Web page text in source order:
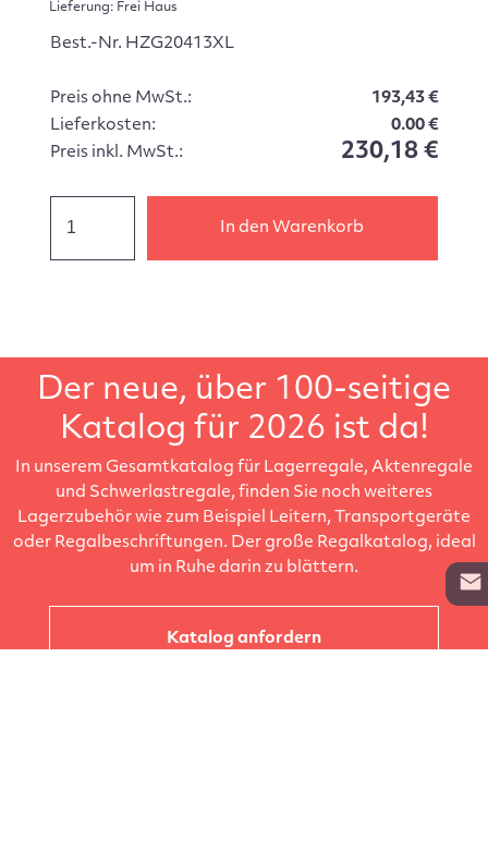
Lieferung: Frei Haus
Best.-Nr. HZG20413XL
Preis ohne MwSt.:
193,43 €
Lieferkosten:
0.00 €
Preis inkl. MwSt.:
230,18 €
In den Warenkorb
Der neue, über 100-seitige
Katalog für 2026 ist da!
In unserem Gesamtkatalog für Lagerregale, Aktenregale
und Schwerlastregale, finden Sie noch weiteres
Lagerzubehör wie zum Beispiel Leitern, Transportgeräte
oder Regalbeschriftungen. Der große Regalkatalog, ideal
um in Ruhe darin zu blättern.
Katalog anfordern